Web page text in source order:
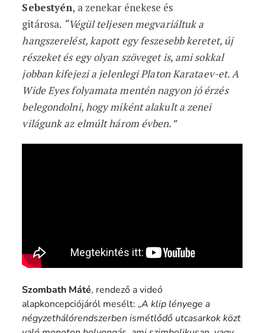
Sebestyén, a zenekar énekese és
gitárosa. “Végül teljesen megvariáltuk a
hangszerelést, kapott egy feszesebb keretet, új
részeket és egy olyan szöveget is, ami sokkal
jobban kifejezi a jelenlegi Platon Karataev-et. A
Wide Eyes folyamata mentén nagyon jó érzés
belegondolni, hogy miként alakult a zenei
világunk az elmúlt három évben.”
Szombath Máté, rendező a videó
alapkoncepciójáról mesélt:„A klip lényege a
négyzethálórendszerben ismétlődő utcasarkok közt